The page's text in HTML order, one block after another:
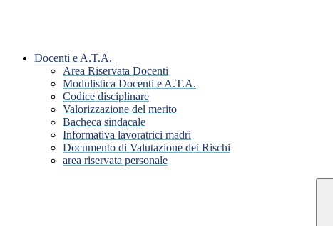
Docenti e A.T.A.
Area Riservata Docenti
Modulistica Docenti e A.T.A.
Codice disciplinare
Valorizzazione del merito
Bacheca sindacale
Informativa lavoratrici madri
Documento di Valutazione dei Rischi
area riservata personale